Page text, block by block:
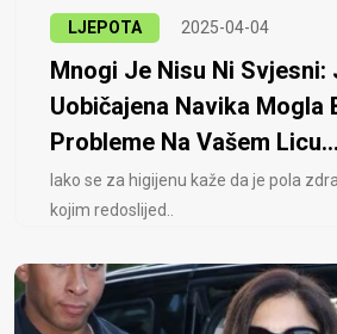
LJEPOTA 2025-04-04
Mnogi Je Nisu Ni Svjesni:
Uobičajena Navika Mogla
Probleme Na Vašem Licu...
Iako se za higijenu kaže da je pola
kojim redoslijed..